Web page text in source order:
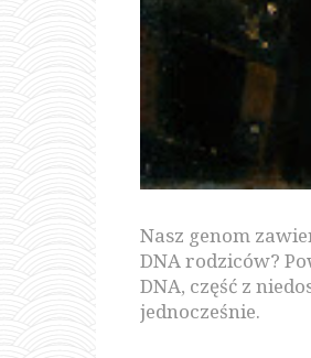
Nasz genom
DNA rodziców?
DNA, część z
jednocześnie.